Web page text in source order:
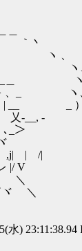
＿ ヽ
} 、_ ヽ
.iヽ! |
‐__, -
､_＞
| /|
V も、
＼
＼
水)